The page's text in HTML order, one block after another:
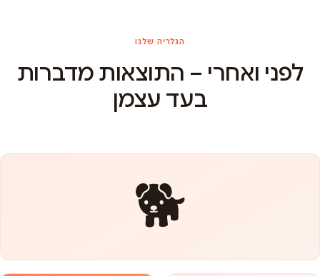
הגלריה שלנו
לפני ואחרי – התוצאות מדברות
בעד עצמן
🐕